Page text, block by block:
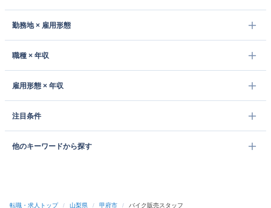
勤務地 × 雇用形態
職種 × 年収
雇用形態 × 年収
注目条件
他のキーワードから探す
転職・求人トップ / 山梨県 / 甲府市 / バイク販売スタッフ